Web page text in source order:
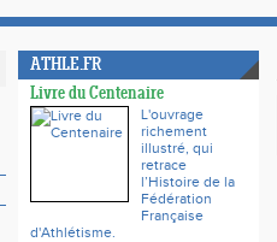
ATHLE.FR
Livre du Centenaire
L'ouvrage
richement
illustré, qui
retrace
l’Histoire de la
Fédération
Française
d'Athlétisme.